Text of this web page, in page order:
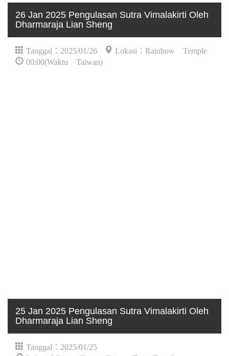
26 Jan 2025 Pengulasan Sutra Vimalakirti Oleh
Dharmaraja Lian Sheng
Tanggal：2025/01/26
Lokasi：Rainbow Temple
00:00(Waktu Taiwan)
25 Jan 2025 Pengulasan Sutra Vimalakirti Oleh
Dharmaraja Lian Sheng
Tanggal：2025/01/25